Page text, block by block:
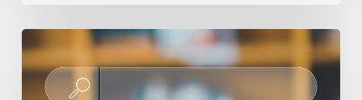
Novedades
lingüísticas